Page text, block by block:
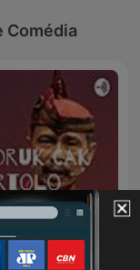
Comédia
Cak Kartolo dkk